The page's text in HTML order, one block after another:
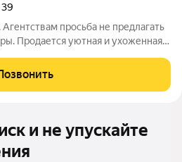
39
просьба не предлагать
Продается уютная и ухоженная
и не упускайте